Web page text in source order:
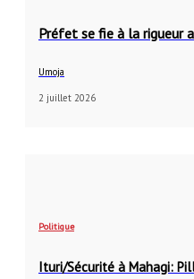
Préfet se fie à la rigueur
Umoja
2 juillet 2026
Politique
Ituri/Sécurité à Mahagi: